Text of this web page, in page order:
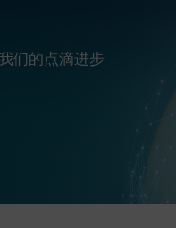
们的点滴进步